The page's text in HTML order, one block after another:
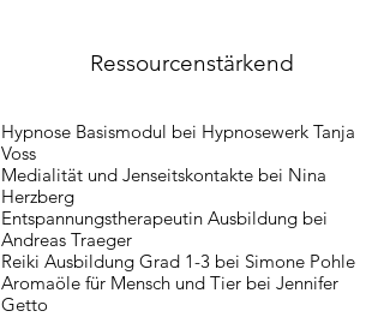
Ressourcenstärkend
Hypnose Basismodul bei Hypnosewerk Tanja
Voss
Medialität und Jenseitskontakte bei Nina
Herzberg
Entspannungstherapeutin Ausbildung bei
Andreas Traeger
Reiki Ausbildung Grad 1-3 bei Simone Pohle​
Aromaöle für Mensch und Tier bei Jennifer
Getto